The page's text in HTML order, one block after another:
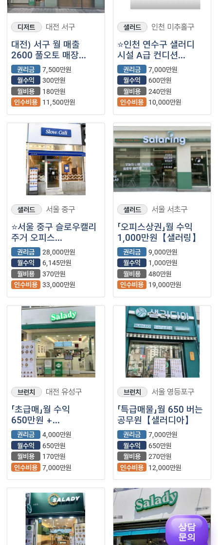
디저트 대전 서구
대전) 서구 월 매출
2600 풀오토 매장
샐러디 소개합니다
권리금
7,500만원
월수익
300만원
월비용
180만원
인수비용
11,500만원
샐러드 인천 미추홀구
⭐인천 연수구 샐러디
시설 A급 컨디션
자랑하는 매장입니다.
권리금
7,000만원
월수익
600만원
월비용
240만원
인수비용
10,000만원
샐러드 서울 중구
⭐서울 중구 슬로우캘리
주거 오피스
복합상권에서 고매출
나오는 매장입니다.
권리금
28,000만원
월수익
6,145만원
월비용
370만원
인수비용 33,000만원
샐러드 서울 서초구
「오피스상권」월 수익
1,000만원【샐러링】
권리금
9,000만원
월수익
1,000만원
월비용
480만원
인수비용
19,000만원
브런치 대전 유성구
「초급매」월 수익
650만원 +
@【샐러디】
권리금
4,000만원
월수익
650만원
월비용
170만원
인수비용 7,000만원
브런치 서울 영등포구
「특급매물」월 650 버는
공무원【샐러디아】
권리금
7,000만원
월수익
650만원
월비용
270만원
인수비용
12,000만원
상담
문의